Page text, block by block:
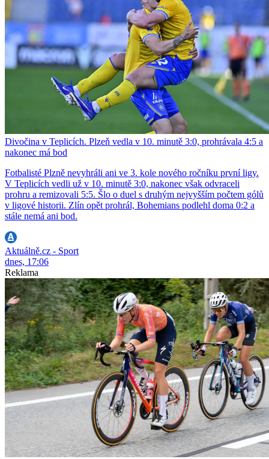
Divočina v Teplicích. Plzeň vedla v 10. minutě 3:0, prohrávala 4:5 a
nakonec má bod
Fotbalisté Plzně nevyhráli ani ve 3. kole nového ročníku první ligy.
V Teplicích vedli už v 10. minutě 3:0, nakonec však odvraceli
prohru a remizovali 5:5. Šlo o duel s druhým nejvyšším počtem gólů
v ligové historii. Zlín opět prohrál, Bohemians podlehl doma 0:2 a
stále nemá ani bod.
Aktuálně.cz - Sport
dnes, 17:06
Reklama